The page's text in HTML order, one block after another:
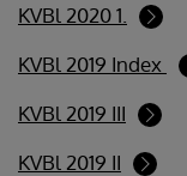
KVBl 2020 1.
KVBl 2019 Index
KVBl 2019 III
KVBl 2019 II